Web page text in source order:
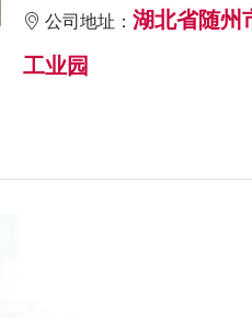
 公司地址： 湖北省随州
工业园